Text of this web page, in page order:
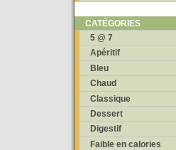
CATÉGORIES
5 @ 7
Apéritif
Bleu
Chaud
Classique
Dessert
Digestif
Faible en calories